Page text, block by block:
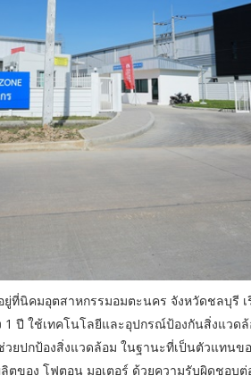
ที่นิคมอุตสาหกรรมอมตะนคร จังหวัดชลบุรี เ
1 ปี ใช้เทคโนโลยีและอุปกรณ์ป้องกันสิ่งแวด
ปกป้องสิ่งแวดล้อม ในฐานะที่เป็นตัวแทนขอ
ของ โฟตอน มอเตอร์ ด้วยความรับผิดชอบต่